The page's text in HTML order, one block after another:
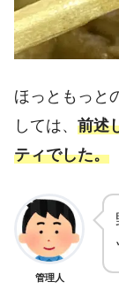
ほっともっと
しては、 前述
ティでした。
管理人